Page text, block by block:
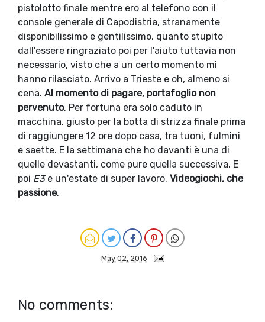
pistolotto finale mentre ero al telefono con il
console generale di Capodistria, stranamente
disponibilissimo e gentilissimo, quanto stupito
dall'essere ringraziato poi per l'aiuto tuttavia non
necessario, visto che a un certo momento mi
hanno rilasciato. Arrivo a Trieste e oh, almeno si
cena. Al momento di pagare, portafoglio non
pervenuto. Per fortuna era solo caduto in
macchina, giusto per la botta di strizza finale prima
di raggiungere 12 ore dopo casa, tra tuoni, fulmini
e saette. E la settimana che ho davanti è una di
quelle devastanti, come pure quella successiva. E
poi E3e un'estate di super lavoro. Videogiochi, che
passione.
May 02, 2016
No comments: